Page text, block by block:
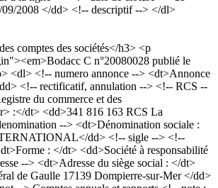
09/2008 </dd> <!-- descriptif --> </dl>
comptes des sociétés</h3> <p
C n°20080028 publié le
<dl> <!-- numero annonce --> <dt>Annonce
<!-- rectificatif, annulation --> <!-- RCS --
du commerce et des
:</dt> <dd>341 816 163 RCS La
--> <dt>Dénomination sociale :
dd> <!-- sigle --> <!--
: </dt> <dd>Société à responsabilité
--> <dt>Adresse du siège social : </dt>
de Gaulle 17139 Dompierre-sur-Mer </dd>